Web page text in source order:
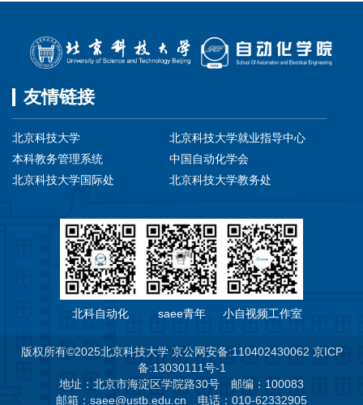
友情链接
北京科技大学
北京科技大学就业指导中心
本科教务管理系统
中国自动化学会
北京科技大学国际处
北京科技大学教务处
北科自动化 saee青年 小自视频工作室
版权所有©2025北京科技大学 京公网安备:110402430062 京ICP
备:13030111号-1
地址：北京市海淀区学院路30号
邮编：100083
邮箱：saee@ustb.edu.cn
电话：010-62332905